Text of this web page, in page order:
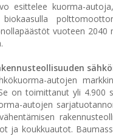
esittelee kuorma-
vuoteen
autojen
on toimittanut yli 4.900
autojen
ja koukkuautot.